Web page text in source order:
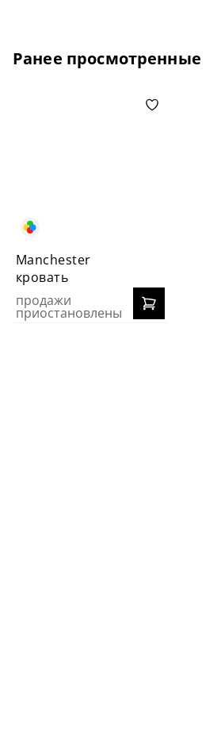
Ранее просмотренные
Manchester
кровать
продажи
приостановлены